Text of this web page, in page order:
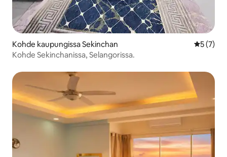
Kohde kaupungissa Sekinchan
5 (7)
Kohde Sekinchanissa, Selangorissa.